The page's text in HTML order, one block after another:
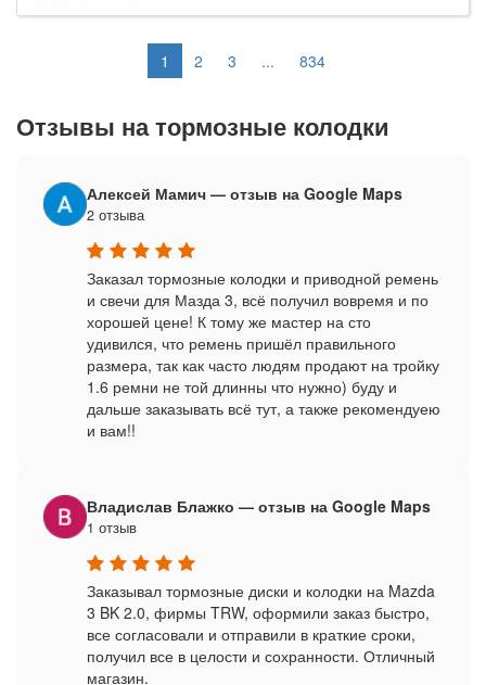
1 2 3 ... 834
Отзывы на тормозные колодки
Алексей Мамич — отзыв на Google Maps
2 отзыва
Заказал тормозные колодки и приводной ремень
и свечи для Мазда 3, всё получил вовремя и по
хорошей цене! К тому же мастер на сто
удивился, что ремень пришёл правильного
размера, так как часто людям продают на тройку
1.6 ремни не той длинны что нужно) буду и
дальше заказывать всё тут, а также рекомендуею
и вам!!
Владислав Блажко — отзыв на Google Maps
1 отзыв
Заказывал тормозные диски и колодки на Mazda
3 BK 2.0, фирмы TRW, оформили заказ быстро,
все согласовали и отправили в краткие сроки,
получил все в целости и сохранности. Отличный
магазин.